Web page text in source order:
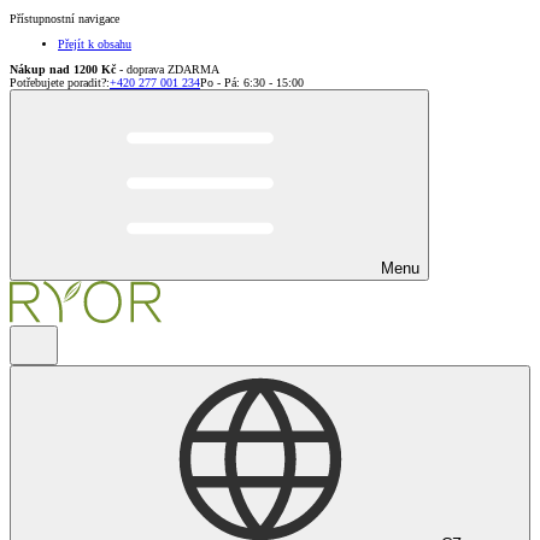
Přístupnostní navigace
Přejít k obsahu
Nákup nad 1200 Kč - doprava ZDARMA
Potřebujete poradit?:+420 277 001 234Po - Pá: 6:30 - 15:00
Menu